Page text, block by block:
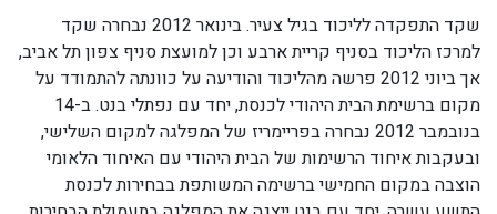
שקד התפקדה לליכוד בגיל צעיר. בינואר 2012 נבחרה שקד
למרכז הליכוד בסניף קריית ארבע וכן למועצת סניף צפון תל אביב,
אך ביוני 2012 פרשה מהליכוד והודיעה על כוונתה להתמודד על
מקום ברשימת הבית היהודי לכנסת, יחד עם נפתלי בנט. ב-14
בנובמבר 2012 נבחרה בפריימריז של המפלגה למקום השלישי,
ובעקבות איחוד הרשימות של הבית היהודי עם האיחוד הלאומי
הוצבה במקום החמישי ברשימה המשותפת בבחירות לכנסת